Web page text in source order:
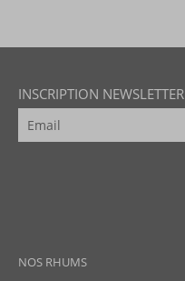
INSCRIPTION NEWSLETTER
NOS RHUMS